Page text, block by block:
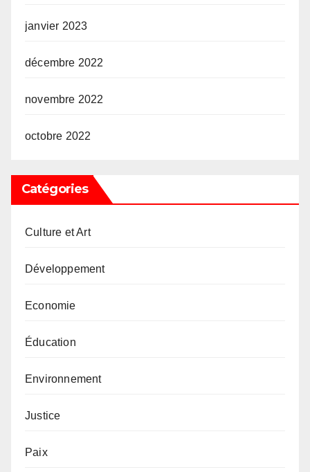
janvier 2023
décembre 2022
novembre 2022
octobre 2022
Catégories
Culture et Art
Développement
Economie
Éducation
Environnement
Justice
Paix